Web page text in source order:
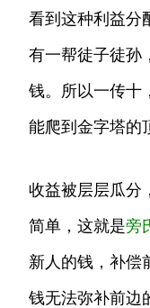
看到这种利益分
有一帮徒子徒孙
钱。所以一传十
能爬到金字塔的
收益被层层瓜分
简单，这就是旁
新人的钱，补偿
钱无法弥补前边